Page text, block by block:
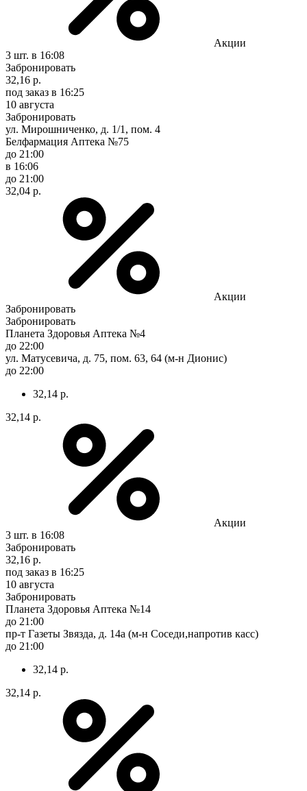
Акции
3 шт. в 16:08
Забронировать
32,16 р.
под заказ в 16:25
10 августа
Забронировать
ул. Мирошниченко, д. 1/1, пом. 4
Белфармация Аптека №75
до 21:00
в 16:06
до 21:00
32,04 р.
Акции
Забронировать
Забронировать
Планета Здоровья Аптека №4
до 22:00
ул. Матусевича, д. 75, пом. 63, 64 (м-н Дионис)
до 22:00
32,14 р.
32,14 р.
Акции
3 шт. в 16:08
Забронировать
32,16 р.
под заказ в 16:25
10 августа
Забронировать
Планета Здоровья Аптека №14
до 21:00
пр-т Газеты Звязда, д. 14а (м-н Соседи,напротив касс)
до 21:00
32,14 р.
32,14 р.